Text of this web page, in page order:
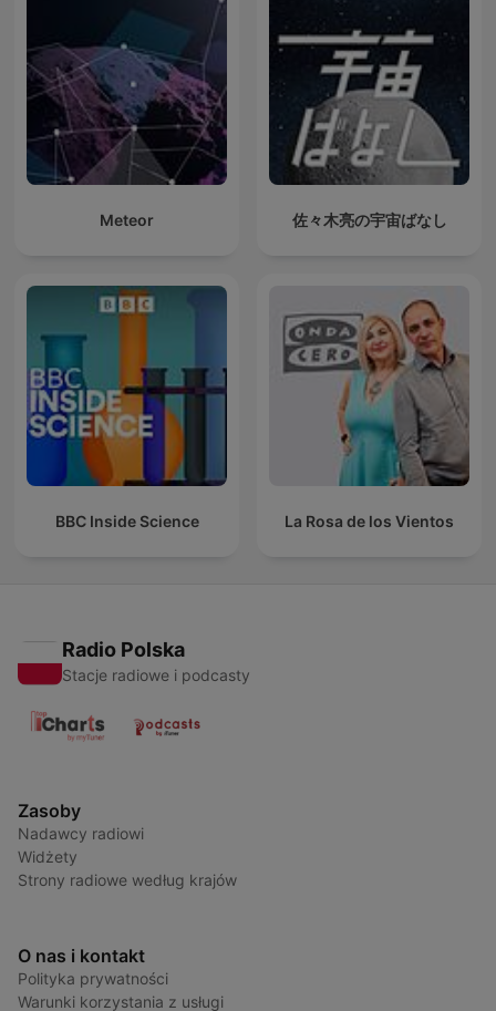
Meteor 佐々木亮の宇宙ばなし
BBC Inside Science La Rosa de los Vientos
Radio Polska
Stacje radiowe i podcasty
Zasoby
Nadawcy radiowi
Widżety
Strony radiowe według krajów
O nas i kontakt
Polityka prywatności
Warunki korzystania z usługi